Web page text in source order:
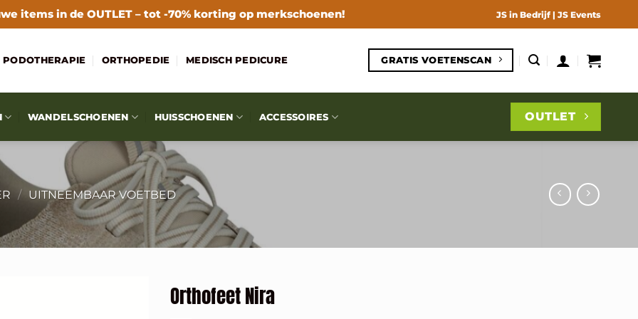
items in de OUTLET– tot -70% korting op merkschoenen! JS in Bedrijf | JS Events
PODOTHERAPIE ORTHOPEDIE MEDISCH PEDICURE GRATIS VOETENSCAN
WANDELSCHOENEN HUISSCHOENEN ACCESSOIRES OUTLET
/ UITNEEMBAAR VOETBED
Orthofeet Nira